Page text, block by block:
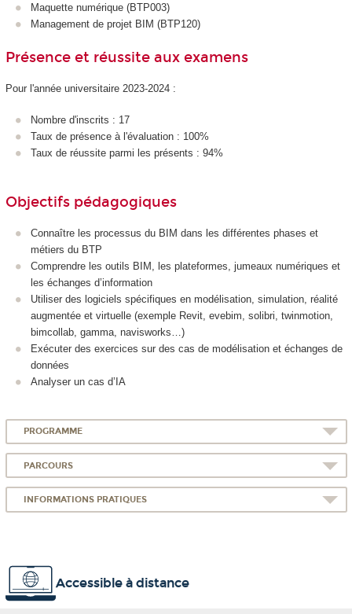
Maquette numérique (BTP003)
Management de projet BIM (BTP120)
Présence et réussite aux examens
Pour l'année universitaire 2023-2024 :
Nombre d'inscrits : 17
Taux de présence à l'évaluation : 100%
Taux de réussite parmi les présents : 94%
Objectifs pédagogiques
Connaître les processus du BIM dans les différentes phases et
métiers du BTP
Comprendre les outils BIM, les plateformes, jumeaux numériques et
les échanges d’information
Utiliser des logiciels spécifiques en modélisation, simulation, réalité
augmentée et virtuelle (exemple Revit, evebim, solibri, twinmotion,
bimcollab, gamma, navisworks…)
Exécuter des exercices sur des cas de modélisation et échanges de
données
Analyser un cas d’IA
PROGRAMME
PARCOURS
INFORMATIONS PRATIQUES
Accessible à distance